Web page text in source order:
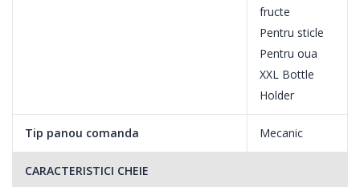
fructe
Pentru sticle
Pentru oua
XXL Bottle
Holder
Tip panou comanda Mecanic
CARACTERISTICI CHEIE